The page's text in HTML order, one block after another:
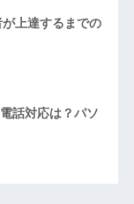
上達するまでの
話対応は？パソ